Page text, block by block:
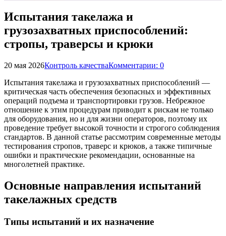
Испытания такелажа и
грузозахватных приспособлений:
стропы, траверсы и крюки
20 мая 2026Контроль качестваКомментарии: 0
Испытания такелажа и грузозахватных приспособлений —
критическая часть обеспечения безопасных и эффективных
операций подъема и транспортировки грузов. Небрежное
отношение к этим процедурам приводит к рискам не только
для оборудования, но и для жизни операторов, поэтому их
проведение требует высокой точности и строгого соблюдения
стандартов. В данной статье рассмотрим современные методы
тестирования стропов, траверс и крюков, а также типичные
ошибки и практические рекомендации, основанные на
многолетней практике.
Основные направления испытаний
такелажных средств
Типы испытаний и их назначение